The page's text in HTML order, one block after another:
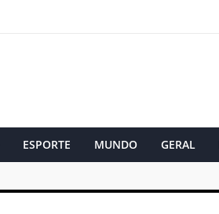
ESPORTE MUNDO GERAL